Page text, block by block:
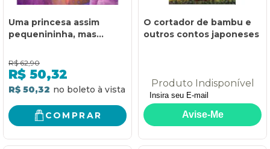
Uma princesa assim
pequenininha, mas...
R$ 62,90
R$ 50,32
R$ 50,32
COMPRAR
O cortador de bambu e
outros contos japoneses
Produto Indisponível